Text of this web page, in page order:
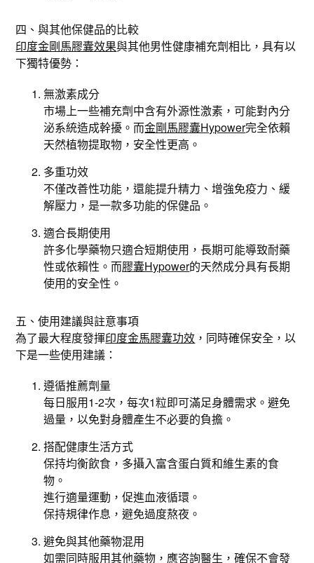
四、與其他保健品的比較
印度金剛馬膠囊效果與其他男性健康補充劑相比，具有以
下獨特優勢：
無激素成分
市場上一些補充劑中含有外源性激素，可能對內分
泌系統造成幹擾。而金剛馬膠囊Hypower完全依賴
天然植物提取物，安全性更高。
多重功效
不僅改善性功能，還能提升精力、增強免疫力、緩
解壓力，是一款多功能的保健品。
適合長期使用
許多化學藥物只適合短期使用，長期可能導致耐藥
性或依賴性。而膠囊Hypower的天然成分具有長期
使用的安全性。
五、使用建議與註意事項
為了最大程度發揮印度金馬膠囊功效 ，同時確保安全，以
下是一些使用建議：
遵循推薦劑量
每日服用1-2次，每次1粒即可滿足身體需求。避免
過量，以免對身體產生不必要的負擔。
搭配健康生活方式
保持均衡飲食，多攝入富含蛋白質和維生素的食
物。
進行適量運動，促進血液循環。
保持規律作息，避免過度熬夜。
避免與其他藥物混用
如需同時服用其他藥物，應咨詢醫生，確保不會發